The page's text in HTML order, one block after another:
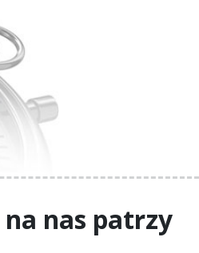
na nas patrzy